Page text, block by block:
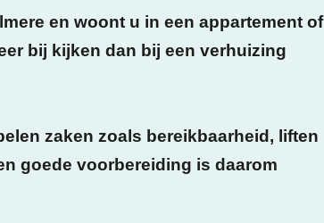
en woont u in een appartement of
bij kijken dan bij een verhuizing
zaken zoals bereikbaarheid, liften
goede voorbereiding is daarom